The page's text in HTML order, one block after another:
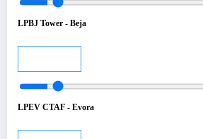
LPBJ Tower - Beja
LPEV CTAF - Evora